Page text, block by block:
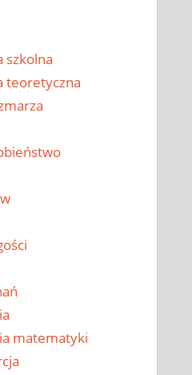
szkolna
teoretyczna
matematyki